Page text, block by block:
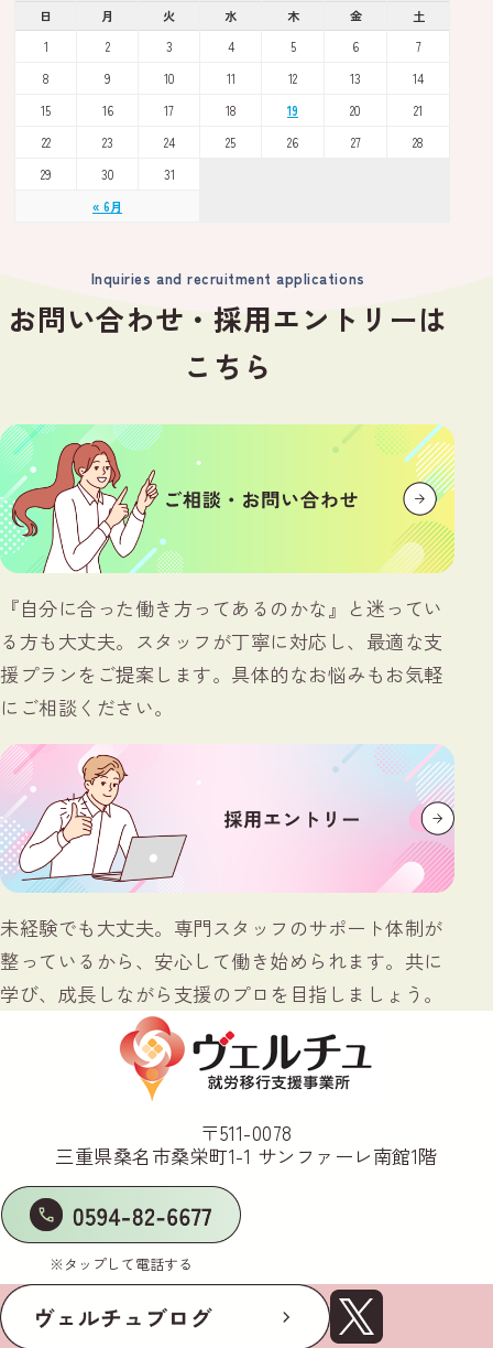
日 月 火 水 木 金 土
« 6月
1 2 3 4 5 6
7
8
9 10 11 12 13
14
15
16 17 18 19 20
21
22
23 24 25 26 27
28
29
30 31
Inquiries and recruitment applications
お問い合わせ・採用エントリーは
こちら
『自分に合った働き方ってあるのかな』と迷ってい
る方も大丈夫。スタッフが丁寧に対応し、最適な支
援プランをご提案します。具体的なお悩みもお気軽
にご相談ください。
未経験でも大丈夫。専門スタッフのサポート体制が
整っているから、安心して働き始められます。共に
学び、成長しながら支援のプロを目指しましょう。
〒511-0078
三重県桑名市桑栄町1-1 サンファーレ南館1階
※タップして電話する